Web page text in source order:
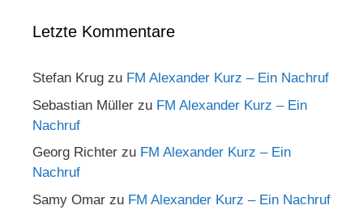
Letzte Kommentare
Stefan Krug zu FM Alexander Kurz – Ein Nachruf
Sebastian Müller zu FM Alexander Kurz – Ein
Nachruf
Georg Richter zu FM Alexander Kurz – Ein
Nachruf
Samy Omar zu FM Alexander Kurz – Ein Nachruf